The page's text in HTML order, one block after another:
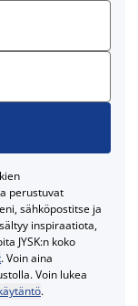
perustuvat
sähköpostitse ja
inspiraatiota,
JYSK:n koko
. Voin aina
Voin lukea
.